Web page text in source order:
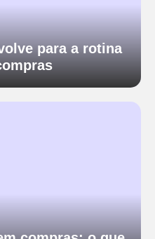
para a rotina